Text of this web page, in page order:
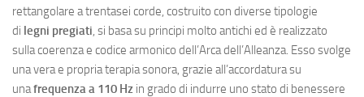
rettangolare a trentasei corde, costruito con diverse tipologie
di legni pregiati, si basa su principi molto antichi ed è realizzato
sulla coerenza e codice armonico dell’Arca dell’Alleanza. Esso svolge
una vera e propria terapia sonora, grazie all’accordatura su
unafrequenza a 110 Hz in grado di indurre uno stato di benessere